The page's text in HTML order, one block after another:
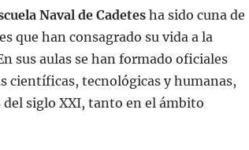
Naval de Cadetesha sido cuna de
que han consagrado su vida a la
sus aulas se han formado oficiales
científicas, tecnológicas y humanas,
siglo XXI, tanto en el ámbito